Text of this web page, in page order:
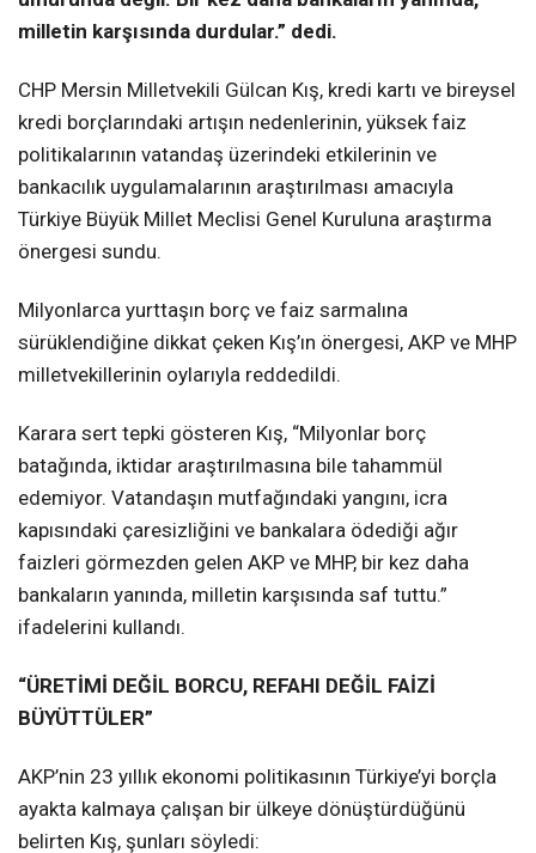
milletin karşısında durdular.” dedi.
CHP Mersin Milletvekili Gülcan Kış, kredi kartı ve bireysel
kredi borçlarındaki artışın nedenlerinin, yüksek faiz
politikalarının vatandaş üzerindeki etkilerinin ve
bankacılık uygulamalarının araştırılması amacıyla
Türkiye Büyük Millet Meclisi Genel Kuruluna araştırma
önergesi sundu.
Milyonlarca yurttaşın borç ve faiz sarmalına
sürüklendiğine dikkat çeken Kış’ın önergesi, AKP ve MHP
milletvekillerinin oylarıyla reddedildi.
Karara sert tepki gösteren Kış, “Milyonlar borç
batağında, iktidar araştırılmasına bile tahammül
edemiyor. Vatandaşın mutfağındaki yangını, icra
kapısındaki çaresizliğini ve bankalara ödediği ağır
faizleri görmezden gelen AKP ve MHP, bir kez daha
bankaların yanında, milletin karşısında saf tuttu.”
ifadelerini kullandı.
“ÜRETİMİ DEĞİL BORCU, REFAHI DEĞİL FAİZİ
BÜYÜTTÜLER”
AKP’nin 23 yıllık ekonomi politikasının Türkiye’yi borçla
ayakta kalmaya çalışan bir ülkeye dönüştürdüğünü
belirten Kış, şunları söyledi: